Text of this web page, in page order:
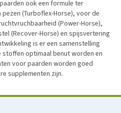
ook een formule ter
(Turboflex-Horse), voor de
(Power-Horse),
(Recover-Horse) en spijsvertering
is er een samenstelling
optimaal benut worden en
voor paarden worden goed
supplementen zijn.